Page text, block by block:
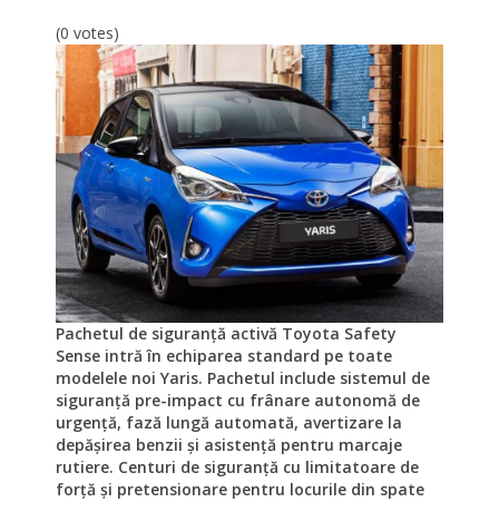
(0 votes)
Pachetul de siguranță activă Toyota Safety
Sense intră în echiparea standard pe toate
modelele noi Yaris. Pachetul include sistemul de
siguranță pre-impact cu frânare autonomă de
urgență, fază lungă automată, avertizare la
depășirea benzii și asistență pentru marcaje
rutiere. Centuri de siguranță cu limitatoare de
forță și pretensionare pentru locurile din spate